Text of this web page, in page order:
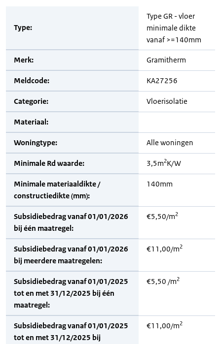
Type:
Type GR - vloer
minimale dikte
vanaf >=140mm
Merk: Gramitherm
Meldcode: KA27256
Categorie: Vloerisolatie
Materiaal:
Woningtype: Alle woningen
Minimale Rd waarde: 3,5m2K/W
Minimale materiaaldikte /
constructiedikte (mm):
140mm
Subsidiebedrag vanaf 01/01/2026
bij één maatregel:
€5,50/m2
Subsidiebedrag vanaf 01/01/2026
bij meerdere maatregelen:
€11,00/m2
Subsidiebedrag vanaf 01/01/2025
tot en met 31/12/2025 bij één
maatregel:
€5,50 /m2
Subsidiebedrag vanaf 01/01/2025
tot en met 31/12/2025 bij
€11,00/m2